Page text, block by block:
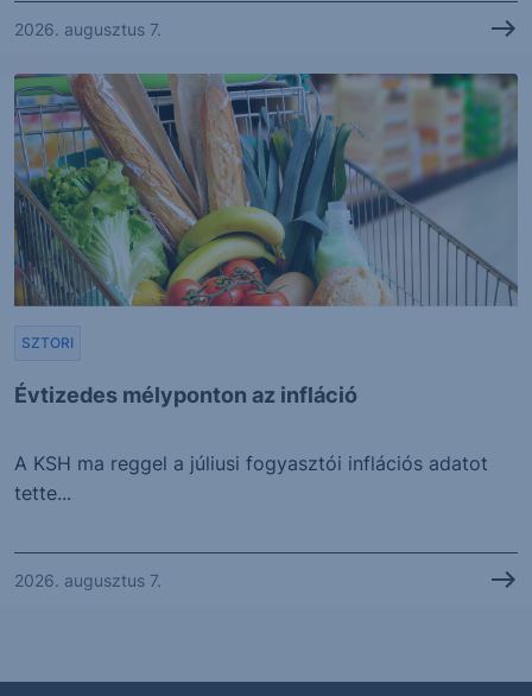
2026. augusztus 7.
Évtizedes mélyponton az infláció
SZTORI
A KSH ma reggel a júliusi fogyasztói inflációs adatot
tette...
2026. augusztus 7.